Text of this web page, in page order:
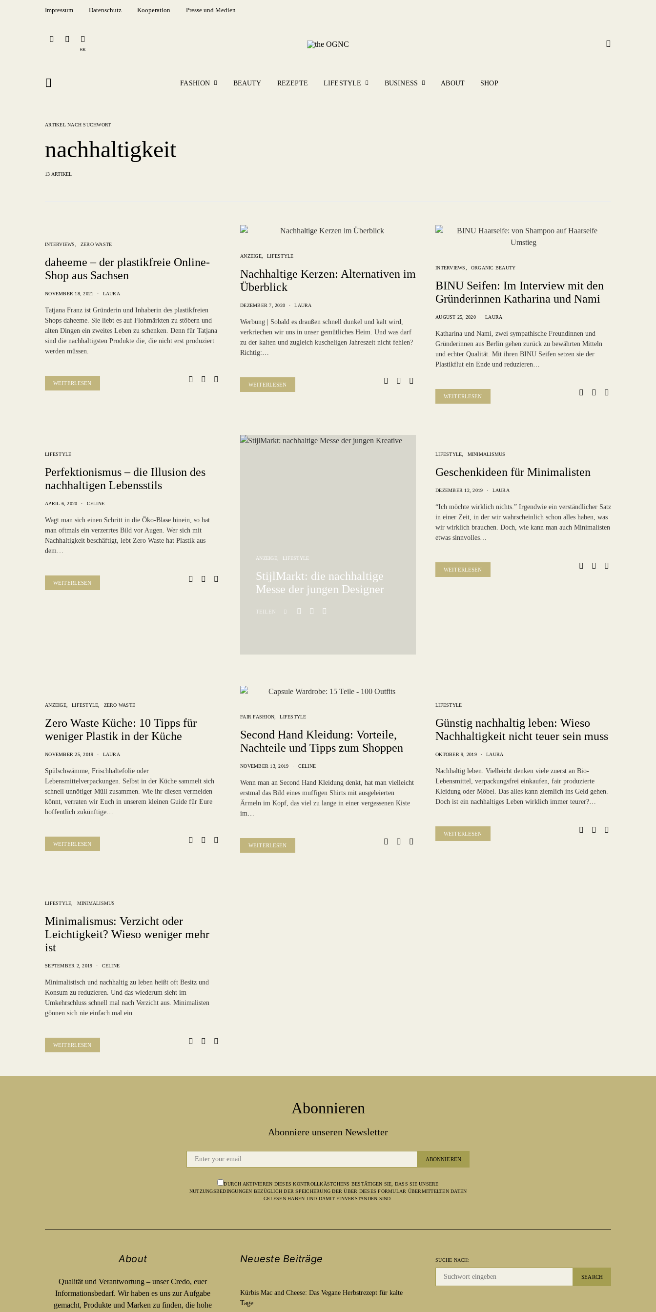
Impressum Datenschutz Kooperation Presse und Medien
6K
FASHION BEAUTY REZEPTE LIFESTYLE BUSINESS ABOUT SHOP
ARTIKEL NACH SUCHWORT
nachhaltigkeit
13 ARTIKEL
INTERVIEWS ZERO WASTE
daheeme – der plastikfreie Online-
Shop aus Sachsen
NOVEMBER 18, 2021 LAURA
Tatjana Franz ist Gründerin und Inhaberin des plastikfreien
Shops daheeme. Sie liebt es auf Flohmärkten zu stöbern und
alten Dingen ein zweites Leben zu schenken. Denn für Tatjana
sind die nachhaltigsten Produkte die, die nicht erst produziert
werden müssen.
WEITERLESEN
ANZEIGE LIFESTYLE
Nachhaltige Kerzen: Alternativen im
Überblick
DEZEMBER 7, 2020 LAURA
Werbung | Sobald es draußen schnell dunkel und kalt wird,
verkriechen wir uns in unser gemütliches Heim. Und was darf
zu der kalten und zugleich kuscheligen Jahreszeit nicht fehlen?
Richtig:…
WEITERLESEN
INTERVIEWS ORGANIC BEAUTY
BINU Seifen: Im Interview mit den
Gründerinnen Katharina und Nami
AUGUST 25, 2020 LAURA
Katharina und Nami, zwei sympathische Freundinnen und
Gründerinnen aus Berlin gehen zurück zu bewährten Mitteln
und echter Qualität. Mit ihren BINU Seifen setzen sie der
Plastikflut ein Ende und reduzieren…
WEITERLESEN
LIFESTYLE
Perfektionismus – die Illusion des
nachhaltigen Lebensstils
APRIL 6, 2020 CELINE
Wagt man sich einen Schritt in die Öko-Blase hinein, so hat
man oftmals ein verzerrtes Bild vor Augen. Wer sich mit
Nachhaltigkeit beschäftigt, lebt Zero Waste hat Plastik aus
dem…
WEITERLESEN
ANZEIGE LIFESTYLE
StijlMarkt: die nachhaltige
Messe der jungen Designer
TEILEN
LIFESTYLE MINIMALISMUS
Geschenkideen für Minimalisten
DEZEMBER 12, 2019 LAURA
“Ich möchte wirklich nichts.” Irgendwie ein verständlicher Satz
in einer Zeit, in der wir wahrscheinlich schon alles haben, was
wir wirklich brauchen. Doch, wie kann man auch Minimalisten
etwas sinnvolles…
WEITERLESEN
ANZEIGE LIFESTYLE ZERO WASTE
Zero Waste Küche: 10 Tipps für
weniger Plastik in der Küche
NOVEMBER 25, 2019 LAURA
Spülschwämme, Frischhaltefolie oder
Lebensmittelverpackungen. Selbst in der Küche sammelt sich
schnell unnötiger Müll zusammen. Wie ihr diesen vermeiden
könnt, verraten wir Euch in unserem kleinen Guide für Eure
hoffentlich zukünftige…
WEITERLESEN
FAIR FASHION LIFESTYLE
Second Hand Kleidung: Vorteile,
Nachteile und Tipps zum Shoppen
NOVEMBER 13, 2019 CELINE
Wenn man an Second Hand Kleidung denkt, hat man vielleicht
erstmal das Bild eines muffigen Shirts mit ausgeleierten
Ärmeln im Kopf, das viel zu lange in einer vergessenen Kiste
im…
WEITERLESEN
LIFESTYLE
Günstig nachhaltig leben: Wieso
Nachhaltigkeit nicht teuer sein muss
OKTOBER 9, 2019 LAURA
Nachhaltig leben. Vielleicht denken viele zuerst an Bio-
Lebensmittel, verpackungsfrei einkaufen, fair produzierte
Kleidung oder Möbel. Das alles kann ziemlich ins Geld gehen.
Doch ist ein nachhaltiges Leben wirklich immer teurer?…
WEITERLESEN
LIFESTYLE MINIMALISMUS
Minimalismus: Verzicht oder
Leichtigkeit? Wieso weniger mehr
ist
SEPTEMBER 2, 2019 CELINE
Minimalistisch und nachhaltig zu leben heißt oft Besitz und
Konsum zu reduzieren. Und das wiederum sieht im
Umkehrschluss schnell mal nach Verzicht aus. Minimalisten
gönnen sich nie einfach mal ein…
WEITERLESEN
Abonnieren
Abonniere unseren Newsletter
ABONNIEREN
DURCH AKTIVIEREN DIESES KONTROLLKÄSTCHENS BESTÄTIGEN SIE, DASS SIE UNSERE
NUTZUNGSBEDINGUNGEN BEZÜGLICH DER SPEICHERUNG DER ÜBER DIESES FORMULAR ÜBERMITTELTEN DATEN
GELESEN HABEN UND DAMIT EINVERSTANDEN SIND.
About
Qualität und Verantwortung – unser Credo, euer
Informationsbedarf. Wir haben es uns zur Aufgabe
gemacht, Produkte und Marken zu finden, die hohe
Neueste Beiträge
Kürbis Mac and Cheese: Das Vegane Herbstrezept für kalte
Tage
SUCHE NACH:
SEARCH